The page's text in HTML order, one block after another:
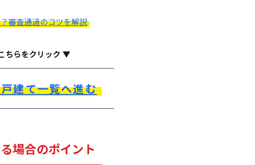
審査通過のコツを解説
ちらをクリック ▼
建て一覧へ進む
場合のポイント